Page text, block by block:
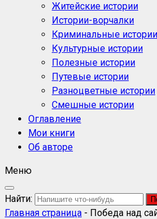
Житейские истории
Истории-ворчалки
Криминальные истории
Культурные истории
Полезные истории
Путевые истории
Разноцветные истории
Смешные истории
Оглавление
Мои книги
Об авторе
Меню
Найти:
Главная страница - Победа над